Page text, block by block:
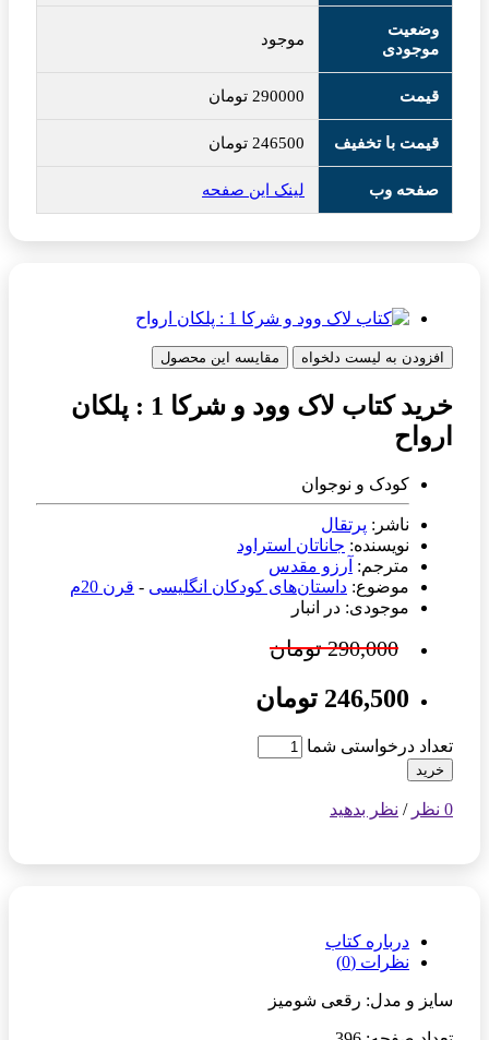
وضعیت
موجودی
موجود
قیمت 290000 تومان
قیمت با تخفیف 246500 تومان
صفحه وب لینک این صفحه
افزودن به لیست دلخواه مقایسه این محصول
خرید کتاب لاک وود و شرکا 1 : پلکان
ارواح
کودک و نوجوان
ناشر: پرتقال
نویسنده: جاناتان استراود
مترجم: آرزو مقدس
موضوع: داستان‌های کودکان انگلیسی - قرن 20م
موجودی: در انبار
290,000 تومان
246,500 تومان
تعداد درخواستی شما
خرید
0 نظر / نظر بدهید
درباره کتاب
نظرات (0)
سایز و مدل: رقعی شومیز